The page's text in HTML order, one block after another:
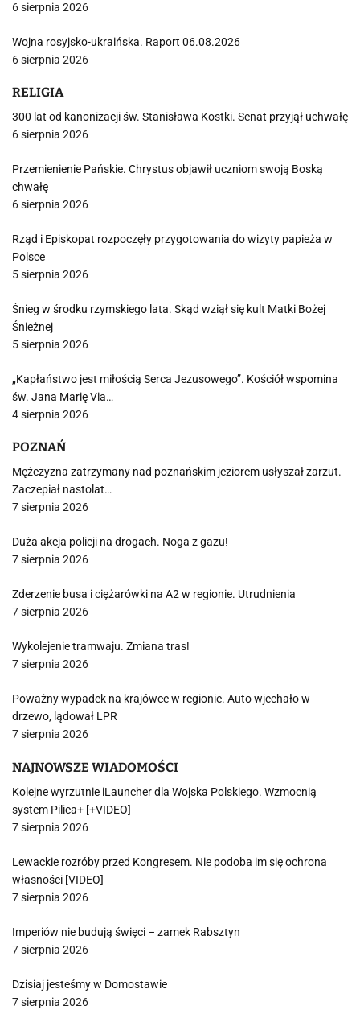
6 sierpnia 2026
Wojna rosyjsko-ukraińska. Raport 06.08.2026
6 sierpnia 2026
RELIGIA
300 lat od kanonizacji św. Stanisława Kostki. Senat przyjął uchwałę
6 sierpnia 2026
Przemienienie Pańskie. Chrystus objawił uczniom swoją Boską
chwałę
6 sierpnia 2026
Rząd i Episkopat rozpoczęły przygotowania do wizyty papieża w
Polsce
5 sierpnia 2026
Śnieg w środku rzymskiego lata. Skąd wziął się kult Matki Bożej
Śnieżnej
5 sierpnia 2026
„Kapłaństwo jest miłością Serca Jezusowego”. Kościół wspomina
św. Jana Marię Via…
4 sierpnia 2026
POZNAŃ
Mężczyzna zatrzymany nad poznańskim jeziorem usłyszał zarzut.
Zaczepiał nastolat…
7 sierpnia 2026
Duża akcja policji na drogach. Noga z gazu!
7 sierpnia 2026
Zderzenie busa i ciężarówki na A2 w regionie. Utrudnienia
7 sierpnia 2026
Wykolejenie tramwaju. Zmiana tras!
7 sierpnia 2026
Poważny wypadek na krajówce w regionie. Auto wjechało w
drzewo, lądował LPR
7 sierpnia 2026
NAJNOWSZE WIADOMOŚCI
Kolejne wyrzutnie iLauncher dla Wojska Polskiego. Wzmocnią
system Pilica+ [+VIDEO]
7 sierpnia 2026
Lewackie rozróby przed Kongresem. Nie podoba im się ochrona
własności [VIDEO]
7 sierpnia 2026
Imperiów nie budują święci – zamek Rabsztyn
7 sierpnia 2026
Dzisiaj jesteśmy w Domostawie
7 sierpnia 2026